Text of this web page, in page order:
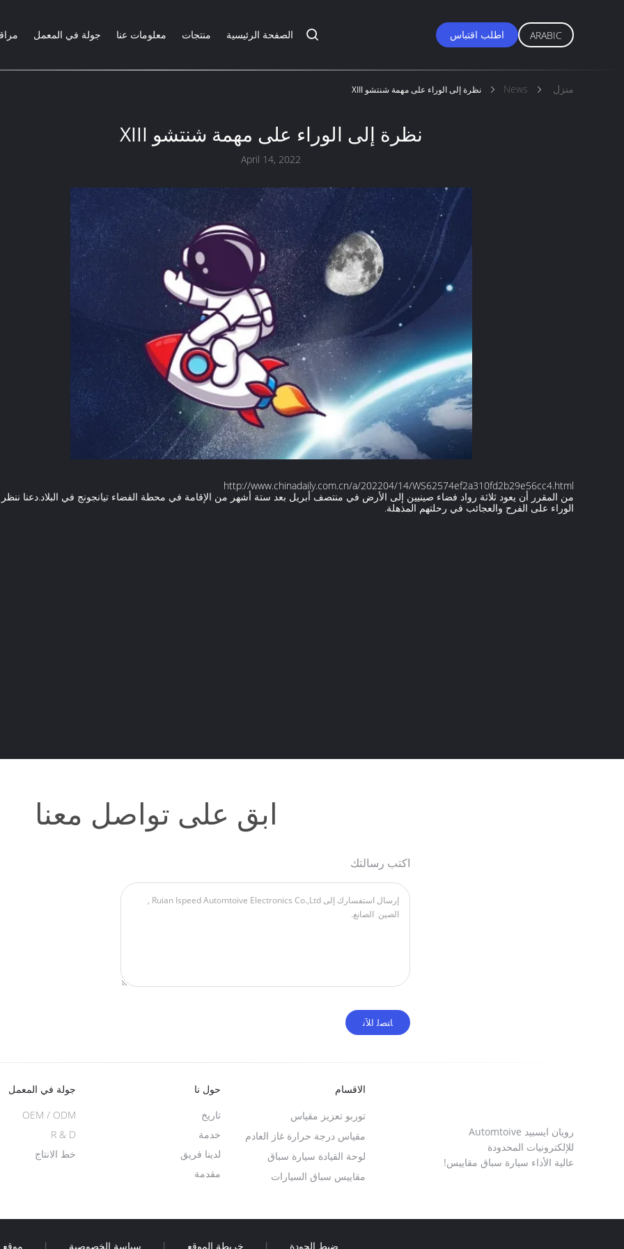
الصفحة الرئيسية منتجات معلومات عنا جولة في المعمل اطلب اقتباس ARABIC
منزل News نظرة إلى الوراء على مهمة شنتشو XIII
نظرة إلى الوراء على مهمة شنتشو XIII
April 14, 2022
http://www.chinadaily.com.cn/a/202204/14/WS62574ef2a310fd2b29e56cc4.html
من المقرر أن يعود ثلاثة رواد فضاء صينيين إلى الأرض في منتصف أبريل بعد ستة أشهر من الإقامة في محطة الفضاء تيانجونج في البلاد.دعنا
الوراء على الفرح والعجائب في رحلتهم المذهلة.
ابق على تواصل معنا
اكتب رسالتك
رويان ايسبيد Automtoive
للإلكترونيات المحدودة
عالية الأداء سيارة سباق مقاييس!
الاقسام
مقاييس سباق السيارات
توربو تعزيز مقياس
مقياس درجة حرارة غاز العادم
لوحة القيادة سيارة سباق
حول نا
مقدمة
تاريخ
خدمة
لدينا فريق
جولة في المعمل
خط الانتاج
OEM / ODM
R & D
ضبط الجودة | خريطة الموقع | سياسة الخصوصية | موقع